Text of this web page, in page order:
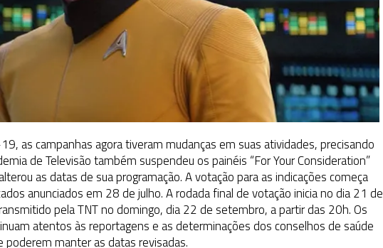
as campanhas agora tiveram mudanças em suas atividades, precisando
de Televisão também suspendeu os painéis “For Your Consideration”
as datas de sua programação. A votação para as indicações começa
anunciados em 28 de julho. A rodada final de votação inicia no dia 21 de
pela TNT no domingo, dia 22 de setembro, a partir das 20h. Os
atentos às reportagens e as determinações dos conselhos de saúde
poderem manter as datas revisadas.